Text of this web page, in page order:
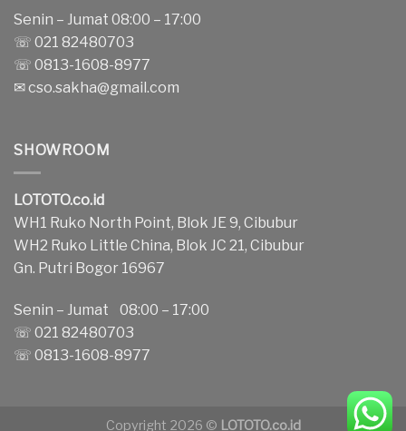
Senin – Jumat 08:00 – 17:00
☏ 021 82480703
☏ 0813-1608-8977
✉cso.sakha@gmail.com
SHOWROOM
LOTOTO.co.id
WH1 Ruko North Point, Blok JE 9, Cibubur
WH2 Ruko Little China, Blok JC 21, Cibubur
Gn. Putri Bogor 16967
Senin – Jumat 08:00 – 17:00
☏ 021 82480703
☏ 0813-1608-8977
Copyright 2026 © LOTOTO.co.id